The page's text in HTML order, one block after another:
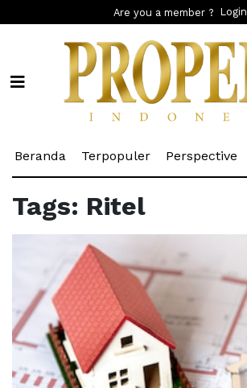
Are you a member ? Login
Beranda (current)
Terpopuler(current)
Perspective
Tags: Ritel